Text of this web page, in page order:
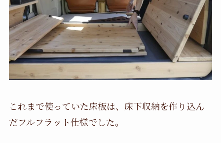
これまで使っていた床板は、床下収納を作り込ん
だフルフラット仕様でした。